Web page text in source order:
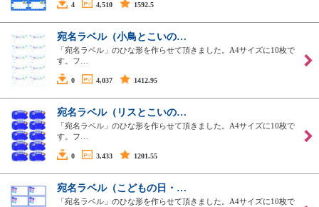
4 4,510 1592.5
宛名ラベル（小鳥とこいの…
「宛名ラベル」のひな形を作らせて頂きました。A4サイズに10枚で
す。フ…
0 4,037 1412.95
宛名ラベル（リスとこいの…
「宛名ラベル」のひな形を作らせて頂きました。A4サイズに10枚で
す。フ…
0 3,433 1201.55
宛名ラベル（こどもの日・…
「宛名ラベル」のひな形を作らせて頂きました。A4サイズに10枚で